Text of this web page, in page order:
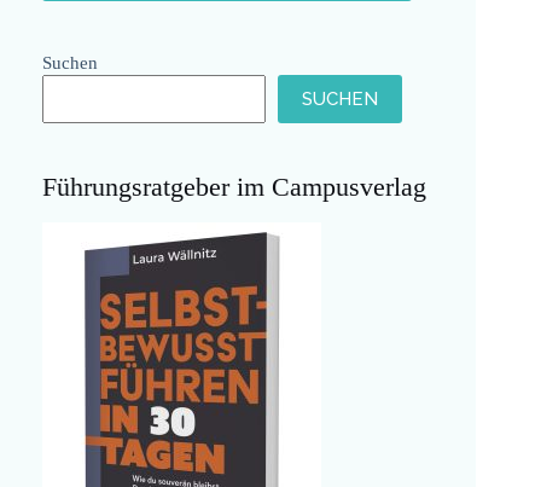
Suchen
SUCHEN
Führungsratgeber im Campusverlag